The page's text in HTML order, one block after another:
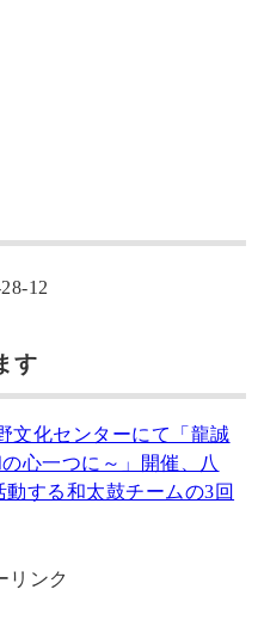
12
す
文化センターにて「龍誠
心一つに～」開催、八
する和太鼓チームの3回
リンク